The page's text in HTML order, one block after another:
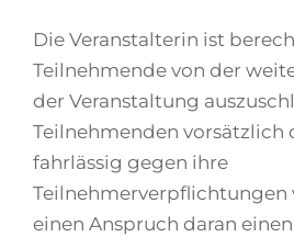
Die Veranstalterin ist
Teilnehmende von der
der Veranstaltung
Teilnehmenden vorsätzlich
fahrlässig gegen ihre
Teilnehmerverpflichtungen
einen Anspruch daran